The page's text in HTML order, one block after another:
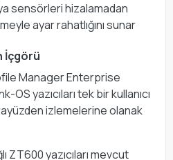
sensörleri hizalamadan
ayar rahatlığını sunar
İçgörü
Manager Enterprise
OS yazıcıları tek bir kullanıcı
izlemelerine olanak
ZT600 yazıcıları mevcut